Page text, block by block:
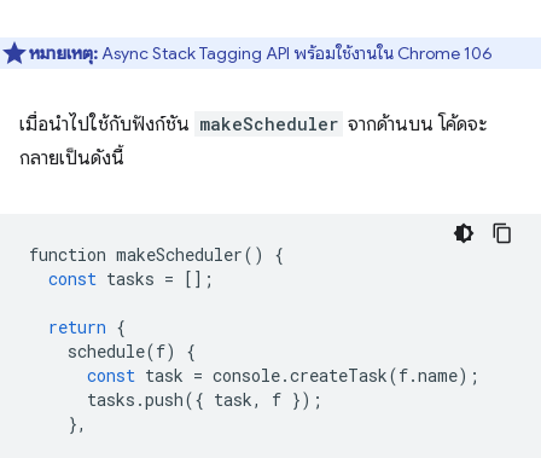
หมายเหตุ: Async Stack Tagging API พร้อมใช้งานใน Chrome 106
เมื่อนําไปใช้กับฟังก์ชัน makeScheduler จากด้านบน โค้ดจะ
กลายเป็นดังนี้
function makeScheduler()
{
const tasks = [];
return {
schedule(f)
{
const task = console.createTask(f.name);
tasks .push({ task, f });
},